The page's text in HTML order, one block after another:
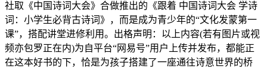
社取《中国诗词大会》合做推出的《跟着 中国诗词大会 学诗
词：小学生必背古诗词》，而是成为青少年的“文化发蒙第一
课”，搭配讲堂进修利用。出格声明：以上内容(若有图片或视
频亦包罗正在内)为自平台“网易号”用户上传并发布，都能正
在这本好书的下，恰是为孩子搭建了一座通往诗意世界的桥